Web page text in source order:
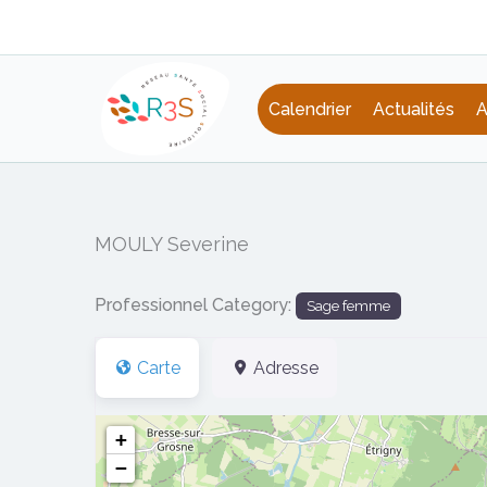
Calendrier Actualités
MOULY Severine
Professionnel Category: Sage femme
Carte Adresse
+
−